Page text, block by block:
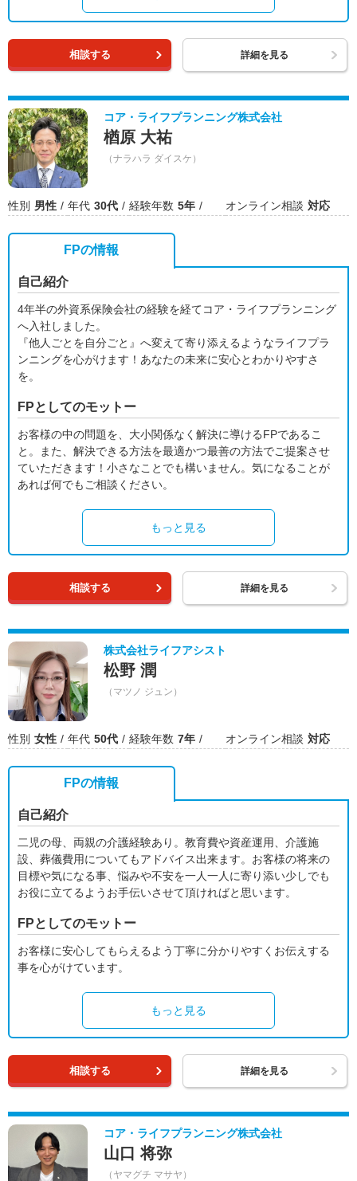
相談する 詳細を見る
コア・ライフプランニング株式会社
楢原 大祐
（ナラハラ ダイスケ）
性別 男性 年代 30代 経験年数 5年 オンライン相談 対応
FPの情報
自己紹介
4年半の外資系保険会社の経験を経てコア・ライフプランニング
へ入社しました。
『他人ごとを自分ごと』へ変えて寄り添えるようなライフプラ
ンニングを心がけます！あなたの未来に安心とわかりやすさ
を。
FPとしてのモットー
お客様の中の問題を、大小関係なく解決に導けるFPであるこ
と。また、解決できる方法を最適かつ最善の方法でご提案させ
ていただきます！小さなことでも構いません。気になることが
あれば何でもご相談ください。
もっと見る
相談する 詳細を見る
株式会社ライフアシスト
松野 潤
（マツノ ジュン）
性別 女性 年代 50代 経験年数 7年 オンライン相談 対応
FPの情報
自己紹介
二児の母、両親の介護経験あり。教育費や資産運用、介護施
設、葬儀費用についてもアドバイス出来ます。お客様の将来の
目標や気になる事、悩みや不安を一人一人に寄り添い少しでも
お役に立てるようお手伝いさせて頂ければと思います。
FPとしてのモットー
お客様に安心してもらえるよう丁寧に分かりやすくお伝えする
事を心がけています。
もっと見る
相談する 詳細を見る
コア・ライフプランニング株式会社
山口 将弥
（ヤマグチ マサヤ）